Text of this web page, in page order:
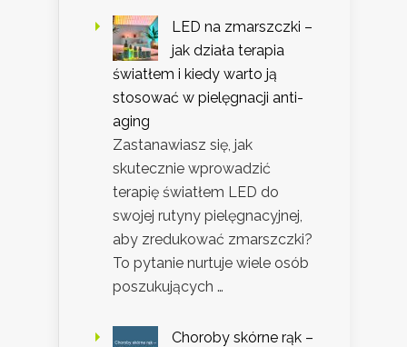
LED na zmarszczki –
jak działa terapia
światłem i kiedy warto ją
stosować w pielęgnacji anti-
aging
Zastanawiasz się, jak
skutecznie wprowadzić
terapię światłem LED do
swojej rutyny pielęgnacyjnej,
aby zredukować zmarszczki?
To pytanie nurtuje wiele osób
poszukujących …
Choroby skórne rąk –